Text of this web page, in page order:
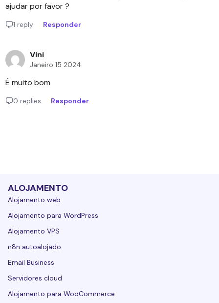
ajudar por favor ?
1 reply Responder
Vini
Janeiro 15 2024
É muito bom
0 replies Responder
ALOJAMENTO
Alojamento web
Alojamento para WordPress
Alojamento VPS
n8n autoalojado
Email Business
Servidores cloud
Alojamento para WooCommerce